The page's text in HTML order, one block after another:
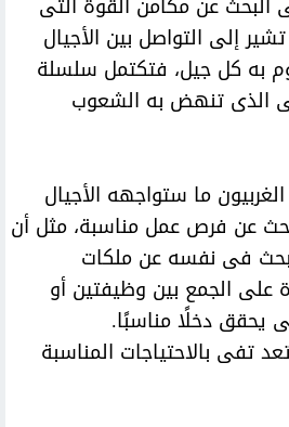
إلى التواصل بين الأجيال
به كل جيل، فتكتمل سلسلة
الذى تنهض به الشعوب
ما ستواجهه الأجيال
عن فرص عمل مناسبة، مثل أن
فى نفسه عن ملكات
على الجمع بين وظيفتين أو
يحقق دخلًا مناسبًا.
تفى بالاحتياجات المناسبة